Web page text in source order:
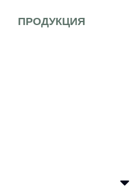
ПРОДУКЦИЯ